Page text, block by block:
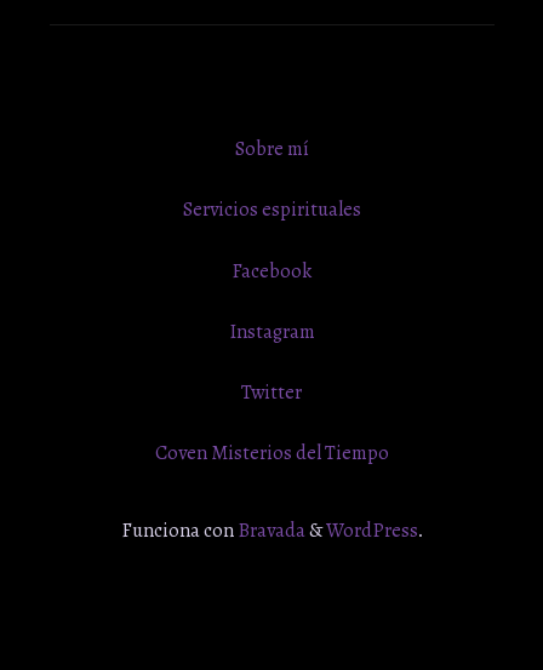
Sobre mí
Servicios espirituales
Facebook
Instagram
Twitter
Coven Misterios del Tiempo
Funciona conBravada&WordPress.